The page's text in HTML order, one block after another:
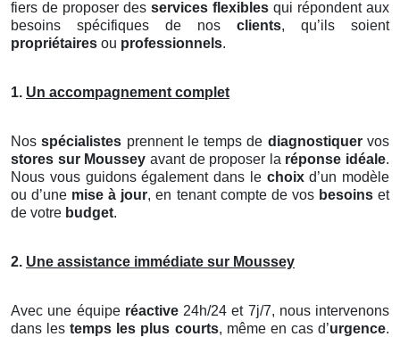
fiers de proposer des services flexibles qui répondent aux
besoins spécifiques de nos clients, qu’ils soient
propriétaires ou professionnels.
1. Un accompagnement complet
Nosspécialistes prennent le temps de diagnostiquervos
stores sur Moussey avant de proposer la réponse idéale.
Nous vous guidons également dans le choixd’un modèle
ou d’une mise à jour, en tenant compte de vos besoinset
de votre budget.
2. Une assistance immédiate sur Moussey
Avec une équipe réactive24h/24 et 7j/7, nous intervenons
dans lestemps les plus courts, même en cas d’urgence.